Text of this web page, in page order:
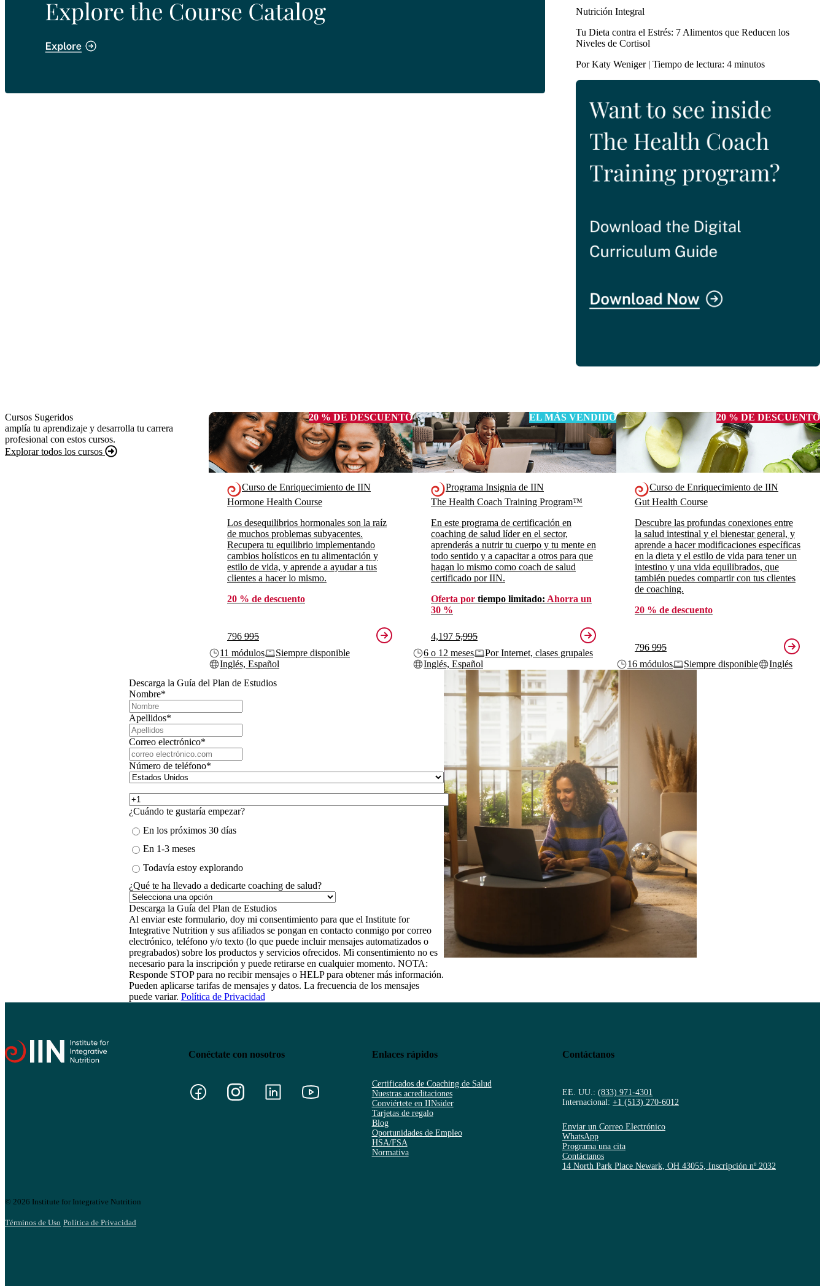
Nutrición Integral
Tu Dieta contra el Estrés: 7 Alimentos que Reducen los
Niveles de Cortisol
Por Katy Weniger | Tiempo de lectura: 4 minutos
Cursos Sugeridos
amplía tu aprendizaje y desarrolla tu carrera
profesional con estos cursos.
Explorar todos los cursos
20 % DE DESCUENTO
Curso de Enriquecimiento de IIN
Hormone Health Course
Los desequilibrios hormonales son la raíz
de muchos problemas subyacentes.
Recupera tu equilibrio implementando
cambios holísticos en tu alimentación y
estilo de vida, y aprende a ayudar a tus
clientes a hacer lo mismo.
20 % de descuento
796 995
11 módulos
Siempre disponible
Inglés, Español
EL MÁS VENDIDO
Programa Insignia de IIN
The Health Coach Training Program™
En este programa de certificación en
coaching de salud líder en el sector,
aprenderás a nutrir tu cuerpo y tu mente en
todo sentido y a capacitar a otros para que
hagan lo mismo como coach de salud
certificado por IIN.
Oferta por tiempo limitado: Ahorra un
30 %
4,197 5,995
6 o 12 meses
Por Internet, clases grupales
Inglés, Español
20 % DE DESCUENTO
Curso de Enriquecimiento de IIN
Gut Health Course
Descubre las profundas conexiones entre
la salud intestinal y el bienestar general, y
aprende a hacer modificaciones específicas
en la dieta y el estilo de vida para tener un
intestino y una vida equilibrados, que
también puedes compartir con tus clientes
de coaching.
20 % de descuento
796 995
16 módulos
Siempre disponible
Inglés
Descarga la Guía del Plan de Estudios
Nombre*
Apellidos*
Correo electrónico*
Número de teléfono*
¿Cuándo te gustaría empezar?
En los próximos 30 días
En 1-3 meses
Todavía estoy explorando
¿Qué te ha llevado a dedicarte coaching de salud?
Al enviar este formulario, doy mi consentimiento para que el Institute for
Integrative Nutrition y sus afiliados se pongan en contacto conmigo por correo
electrónico, teléfono y/o texto (lo que puede incluir mensajes automatizados o
pregrabados) sobre los productos y servicios ofrecidos. Mi consentimiento no es
necesario para la inscripción y puede retirarse en cualquier momento. NOTA:
Responde STOP para no recibir mensajes o HELP para obtener más información.
Pueden aplicarse tarifas de mensajes y datos. La frecuencia de los mensajes
puede variar. Política de Privacidad
Conéctate con nosotros Enlaces rápidos
Certificados de Coaching de Salud
Nuestras acreditaciones
Conviértete en IINsider
Tarjetas de regalo
Blog
Oportunidades de Empleo
HSA/FSA
Normativa
Contáctanos
EE. UU.:(833) 971-4301
Internacional:+1 (513) 270-6012
Enviar un Correo Electrónico
WhatsApp
Programa una cita
Contáctanos
14 North Park Place Newark, OH 43055, Inscripción nº 2032
© 2026 Institute for Integrative Nutrition
Términos de Uso Política de Privacidad